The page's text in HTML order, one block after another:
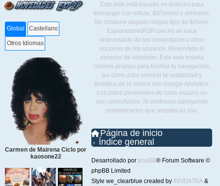
Global Castellano
Otros Idiomas
Carmen de Mairena Ciclo por
kaosone22
Esta web está basada en enlaces para
descargar con eMule, BitTorrent o similares.
No contiene alojado ningún tipo de fichero.
ExploradoresP2P.com no se hace
responsable de los comentarios u otras
acciones de los usuarios. Reservado el
derecho de admisión. Esta web inserta
cookies propias para facilitar tu navegación,
así como para mejorar la usabilidad y
temática de la misma con Google Analytics.
Los datos personales de cada usuario no
son consultados. Si continuas navegando
consideramos que aceptas su uso.
Página de inicio
Índice general
Desarrollado por phpBB® Forum Software ©
phpBB Limited
Style we_clearblue created by INVENTEA &